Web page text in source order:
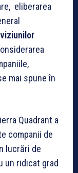
eliberarea
mai spune în
Quadrant a
companii de
lucrări de
un ridicat grad